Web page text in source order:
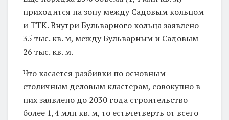
приходится на зону между Садовым кольцом
и ТТК. Внутри Бульварного кольца заявлено
35 тыс. кв. м, между Бульварным и Садовым—
26 тыс. кв. м.
Что касается разбивки по основным
столичным деловым кластерам, совокупно в
них заявлено до 2030 года строительство
более 1,4 млн кв. м, то естьчетверть от всего